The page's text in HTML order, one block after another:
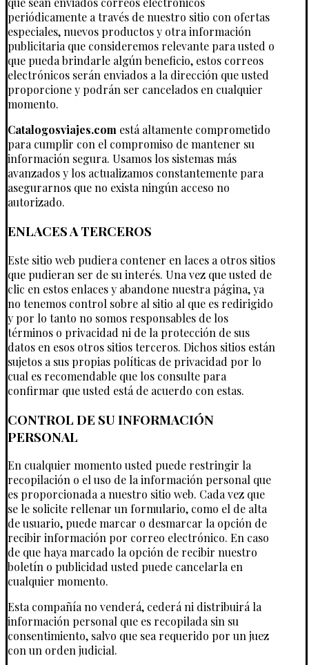
periódicamente a través de nuestro sitio con ofertas
especiales, nuevos productos y otra información
publicitaria que consideremos relevante para usted o
que pueda brindarle algún beneficio, estos correos
electrónicos serán enviados a la dirección que usted
proporcione y podrán ser cancelados en cualquier
momento.
Catalogosviajes.com está altamente comprometido
para cumplir con el compromiso de mantener su
información segura. Usamos los sistemas más
avanzados y los actualizamos constantemente para
asegurarnos que no exista ningún acceso no
autorizado.
ENLACES A TERCEROS
Este sitio web pudiera contener en laces a otros sitios
que pudieran ser de su interés. Una vez que usted de
clic en estos enlaces y abandone nuestra página, ya
no tenemos control sobre al sitio al que es redirigido
y por lo tanto no somos responsables de los
términos o privacidad ni de la protección de sus
datos en esos otros sitios terceros. Dichos sitios están
sujetos a sus propias políticas de privacidad por lo
cual es recomendable que los consulte para
confirmar que usted está de acuerdo con estas.
CONTROL DE SU INFORMACIÓN
PERSONAL
En cualquier momento usted puede restringir la
recopilación o el uso de la información personal que
es proporcionada a nuestro sitio web. Cada vez que
se le solicite rellenar un formulario, como el de alta
de usuario, puede marcar o desmarcar la opción de
recibir información por correo electrónico. En caso
de que haya marcado la opción de recibir nuestro
boletín o publicidad usted puede cancelarla en
cualquier momento.
Esta compañía no venderá, cederá ni distribuirá la
información personal que es recopilada sin su
consentimiento, salvo que sea requerido por un juez
con un orden judicial.